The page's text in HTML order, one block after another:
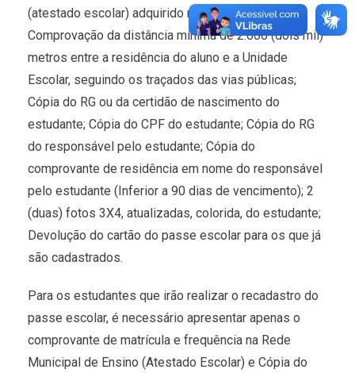
(atestado escolar) adquirido na Unidade de Ensino;
Comprovação da distância mínima de 2.000 (dois mil)
metros entre a residência do aluno e a Unidade
Escolar, seguindo os traçados das vias públicas;
Cópia do RG ou da certidão de nascimento do
estudante; Cópia do CPF do estudante; Cópia do RG
do responsável pelo estudante; Cópia do
comprovante de residência em nome do responsável
pelo estudante (Inferior a 90 dias de vencimento); 2
(duas) fotos 3X4, atualizadas, colorida, do estudante;
Devolução do cartão do passe escolar para os que já
são cadastrados.
Para os estudantes que irão realizar o recadastro do
passe escolar, é necessário apresentar apenas o
comprovante de matrícula e frequência na Rede
Municipal de Ensino (Atestado Escolar) e Cópia do